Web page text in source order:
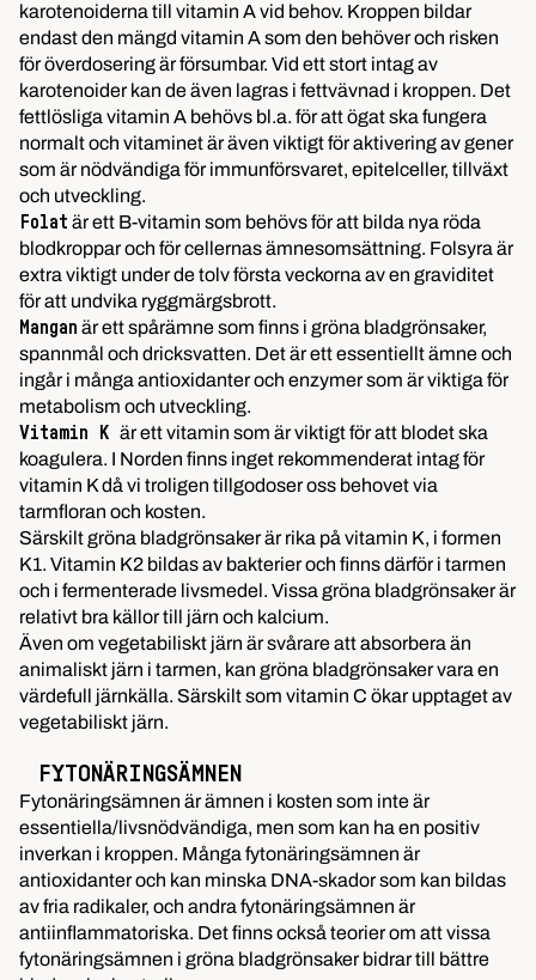
karotenoiderna till vitamin A vid behov. Kroppen bildar
endast den mängd vitamin A som den behöver och risken
för överdosering är försumbar. Vid ett stort intag av
karotenoider kan de även lagras i fettvävnad i kroppen. Det
fettlösliga vitamin A behövs bl.a. för att ögat ska fungera
normalt och vitaminet är även viktigt för aktivering av gener
som är nödvändiga för immunförsvaret, epitelceller, tillväxt
och utveckling.
Folat är ett B-vitamin som behövs för att bilda nya röda
blodkroppar och för cellernas ämnesomsättning. Folsyra är
extra viktigt under de tolv första veckorna av en graviditet
för att undvika ryggmärgsbrott.
Mangan är ett spårämne som finns i gröna bladgrönsaker,
spannmål och dricksvatten. Det är ett essentiellt ämne och
ingår i många antioxidanter och enzymer som är viktiga för
metabolism och utveckling.
Vitamin K är ett vitamin som är viktigt för att blodet ska
koagulera. I Norden finns inget rekommenderat intag för
vitamin K då vi troligen tillgodoser oss behovet via
tarmfloran och kosten.
Särskilt gröna bladgrönsaker är rika på vitamin K, i formen
K1. Vitamin K2 bildas av bakterier och finns därför i tarmen
och i fermenterade livsmedel. Vissa gröna bladgrönsaker är
relativt bra källor till järn och kalcium.
Även om vegetabiliskt järn är svårare att absorbera än
animaliskt järn i tarmen, kan gröna bladgrönsaker vara en
värdefull järnkälla. Särskilt som vitamin C ökar upptaget av
vegetabiliskt järn.
FYTONÄRINGSÄMNEN
Fytonäringsämnen är ämnen i kosten som inte är
essentiella/livsnödvändiga, men som kan ha en positiv
inverkan i kroppen. Många fytonäringsämnen är
antioxidanter och kan minska DNA-skador som kan bildas
av fria radikaler, och andra fytonäringsämnen är
antiinflammatoriska. Det finns också teorier om att vissa
fytonäringsämnen i gröna bladgrönsaker bidrar till bättre